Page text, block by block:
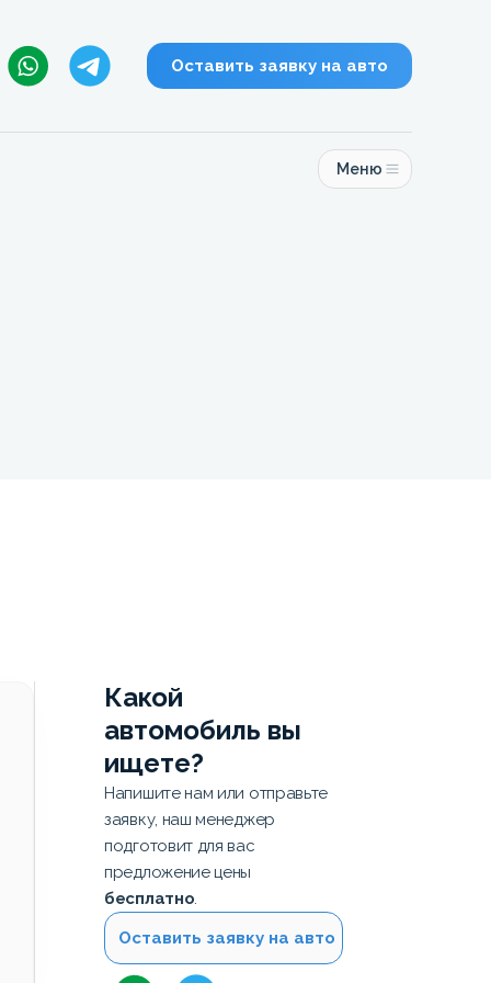
Оставить заявку на авто
Меню
Какой
автомобиль вы
ищете?
Напишите нам или отправьте
заявку, наш менеджер
подготовит для вас
предложение цены
бесплатно.
Оставить заявку на авто